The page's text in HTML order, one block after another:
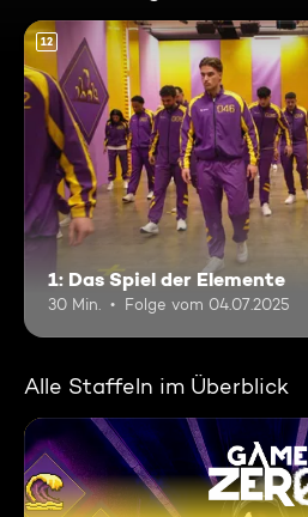
12
1: Das Spiel der Elemente
30 Min. Folge vom 04.07.2025
Alle Staffeln im Überblick